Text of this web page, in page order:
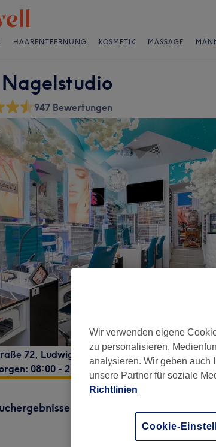
HAARENTFERNUNG KOSMETIK MASSAGE
947 Bewertungen
72, Ludwigsvorstadt, München, 80337
08:00 - 20:00
Auffüllen
salon!)
Wir verwenden eigene
zu personalisieren,
analysieren. Wir geben auch
unsere Partner für soziale
Richtlinien
Cookie-